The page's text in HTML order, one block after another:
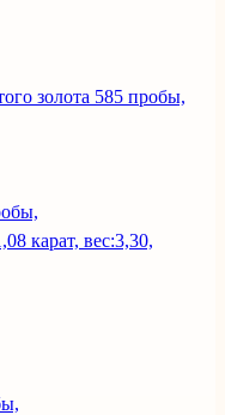
золота 585 пробы,